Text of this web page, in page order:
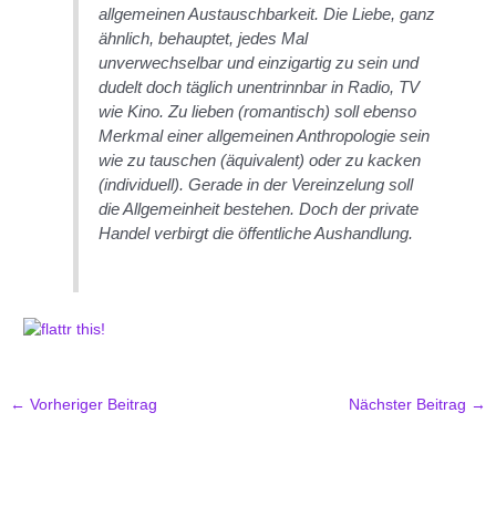
allgemeinen Austauschbarkeit. Die Liebe, ganz
ähnlich, behauptet, jedes Mal
unverwechselbar und einzigartig zu sein und
dudelt doch täglich unentrinnbar in Radio, TV
wie Kino. Zu lieben (romantisch) soll ebenso
Merkmal einer allgemeinen Anthropologie sein
wie zu tauschen (äquivalent) oder zu kacken
(individuell). Gerade in der Vereinzelung soll
die Allgemeinheit bestehen. Doch der private
Handel verbirgt die öffentliche Aushandlung.
← Vorheriger Beitrag Nächster Beitrag →